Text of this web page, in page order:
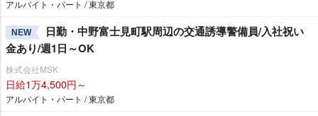
アルバイト・パート / 東京都
NEW
日勤・中野富士見町駅周辺の交通誘導警備員/入社祝い
金あり/週1日～OK
株式会社MSK
日給1万4,500円～
アルバイト・パート / 東京都